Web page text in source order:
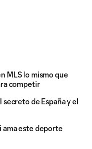
MLS lo mismo que
competir
de España y el
ama este deporte